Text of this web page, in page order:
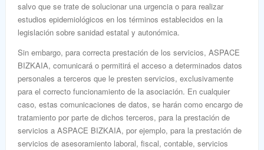
salvo que se trate de solucionar una urgencia o para realizar
estudios epidemiológicos en los términos establecidos en la
legislación sobre sanidad estatal y autonómica.
Sin embargo, para correcta prestación de los servicios, ASPACE
BIZKAIA, comunicará o permitirá el acceso a determinados datos
personales a terceros que le presten servicios, exclusivamente
para el correcto funcionamiento de la asociación. En cualquier
caso, estas comunicaciones de datos, se harán como encargo de
tratamiento por parte de dichos terceros, para la prestación de
servicios a ASPACE BIZKAIA, por ejemplo, para la prestación de
servicios de asesoramiento laboral, fiscal, contable, servicios